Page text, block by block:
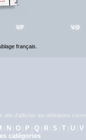
V.F V.O
français.
afin d'afficher les définitions
| N | O | P | Q | R | S | T | U | V
catégories